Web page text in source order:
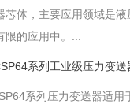
芯体，主要应用领域是液
限的应用中。...
系列工业级压力变送
系列压力变送器适用